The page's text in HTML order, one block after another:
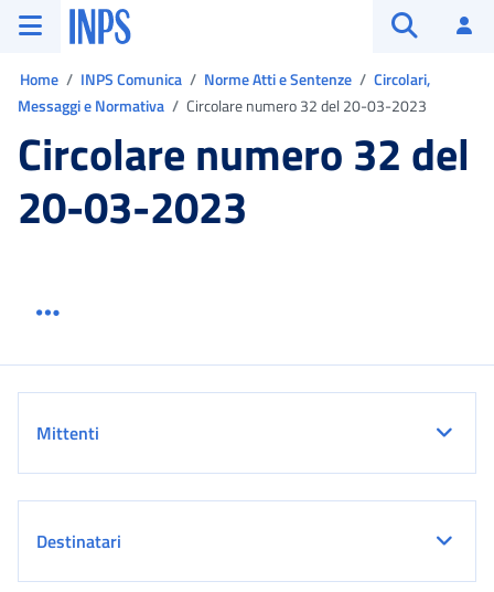
Vai al menu principale
Vai al contenuto principale
Vai al pie' di pagina
INPS ()
Home INPS Comunica Norme Atti e Sentenze
Circolari,
Messaggi e Normativa
Circolare numero 32 del 20-03-2023
Circolare numero 32 del
20-03-2023
Mittenti
Destinatari